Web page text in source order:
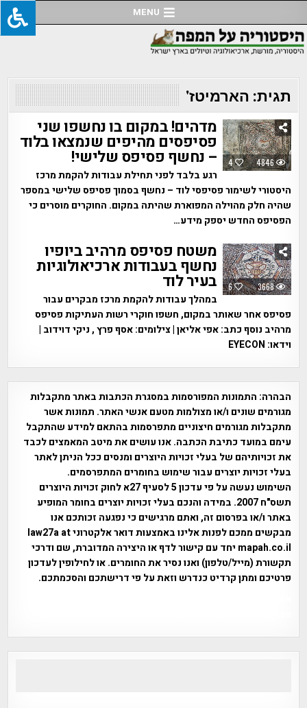
to
content
MENU
תגית: הארמיטז'
4 4846
מדהים! במקום בו נחשפו שני
פסיפסים מהיפים שנמצאו בלוד
– נחשף פסיפס שלישי!
רגע בלבד לפני תחילת עבודות להקמת מרכז
היסטורי לשימור פסיפסי לוד – נחשף בסמוך פסיפס שלישי במספר
שהיה חלק מהוילה המפוארת שהיתה במקום. החוקרים מוסרים כי
הפסיפס החדש יספק מידע…
6 3668
משטח פסיפס מרהיב ביופיו
נחשף בעבודות ארכיאולוגיות
בעיר לוד
במהלך עבודות להקמת מרכז מבקרים עבור
פסיפס אחר שאותר במקום, חשפו חוקרי רשות העתיקות פסיפס
מרהיב נוסף כתב: אפי אליאן | צילומים: אסף פרץ , ניקי דוידוב |
וידאו: EYECON
הבהרה: התמונות המפורסמות במסגרת הכתבות באתר מתקבלות
מגורמים שונים ו/או מצולמות מטעם אנשי האתר. תמונות אשר
מתקבלות מגורמים חיצוניים מתפרסמות בהתאם למידע שהתקבל
עימם במועד כתיבת הכתבה. אנו עושים את מיטב המאמצים לכבד
את זכויותיהם של בעלי זכויות היוצרים ומנסים ככל הניתן לאתר
בעלי זכויות יוצרים עבור שימוש בחומרים המתפרסמים.
השימוש נעשה על פי עדכון 5 לסעיף 27א לחוק זכויות היוצרים
תשס"ח 2007. במידה והנכם בעלי זכויות יוצרים בחומר המופיע
באתר ו/או בפרסום זה, ואתם מרגישים כי נפגעה זכותכם אנו
מבקשים ממכם לפנות אלינו באמצעות דואר אלקטרוני law27a at
mapah.co.il יחד עם קישור לדף או היצירה המדוברת, שם ודרכי
תקשורת (מייל/טלפון) ואנו נסיר את החומרים. או לחילופין לעדכון
פרטיכם ומתן קרדיט כנדרש וזאת על פי דרישתכם והסכמתכם.